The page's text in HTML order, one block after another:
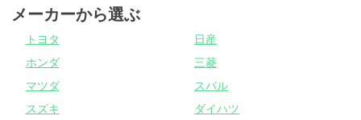
メーカーから選ぶ
トヨタ
日産
ホンダ
三菱
マツダ
スバル
スズキ
ダイハツ